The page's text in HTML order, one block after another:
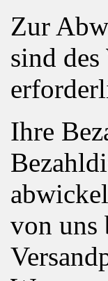
Zur
sind
Ihre
von uns